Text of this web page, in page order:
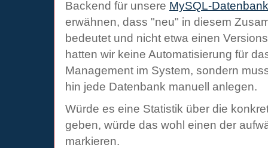
Backend für unsere MySQL-
erwähnen, dass "neu" in diesem
bedeutet und nicht etwa einen
hatten wir keine Automatisierung für
Management im System, sondern
hin jede Datenbank manuell anlegen.
Würde es eine Statistik über die
geben, würde das wohl einen der
markieren.